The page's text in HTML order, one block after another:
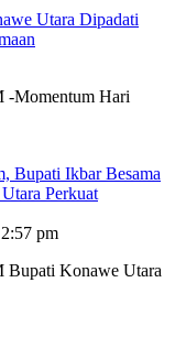
Utara Dipadati
Momentum Hari
Bupati Ikbar Besama
Perkuat
pm
Konawe Utara